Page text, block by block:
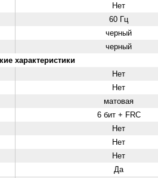
Нет
60 Гц
черный
черный
характеристики
Нет
Нет
матовая
6 бит + FRC
Нет
Нет
Нет
Да